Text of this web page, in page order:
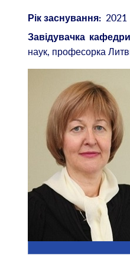
Рік заснування: 2021
Завідувачка кафедри
наук, професорка